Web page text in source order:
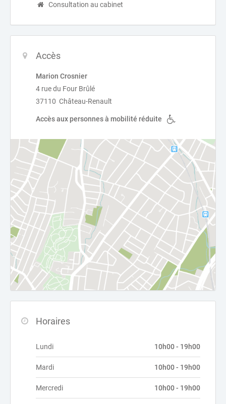
Consultation au cabinet
Accès
Marion Crosnier
4 rue du Four Brûlé
37110 Château-Renault
Accès aux personnes à mobilité réduite
Horaires
Lundi 10h00 - 19h00
Mardi 10h00 - 19h00
Mercredi 10h00 - 19h00